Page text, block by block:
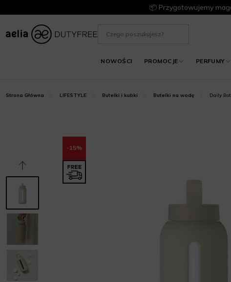
📦 Przygotowujemy
NOWOŚCI PROMOCJE PERFUMY
Strona Główna LIFESTYLE Butelki i kubki Butelki na wodę Daily
-15%